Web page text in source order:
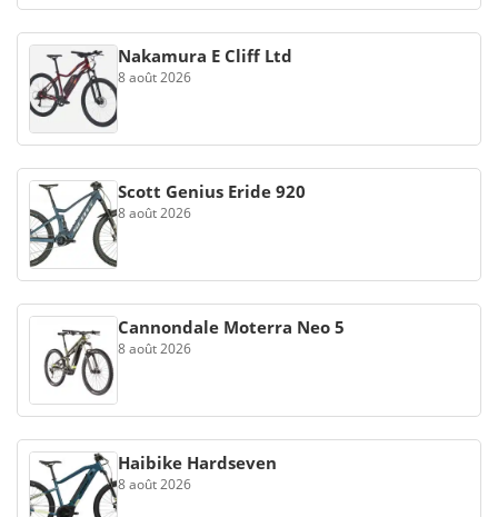
Nakamura E Cliff Ltd
8 août 2026
Scott Genius Eride 920
8 août 2026
Cannondale Moterra Neo 5
8 août 2026
Haibike Hardseven
8 août 2026